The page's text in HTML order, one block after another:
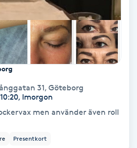
31, Göteborg
Imorgon
men använder även roll
Presentkort